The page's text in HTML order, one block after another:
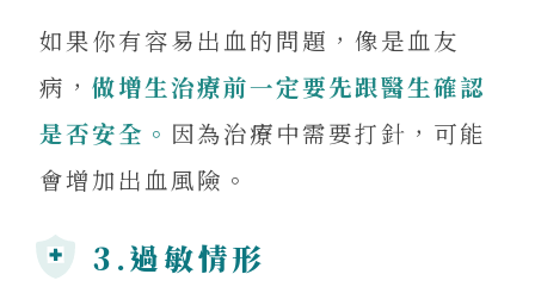
如果你有容易出血的問題，像是血友
病， 做增生治療前一定要先跟醫生確認
是否安全。 因為治療中需要打針，可能
會增加出血風險。
3.過敏情形